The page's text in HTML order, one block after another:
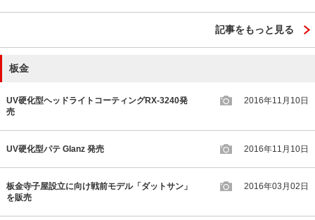
記事をもっと見る
板金
UV硬化型ヘッドライトコーティングRX-3240発
売
2016年11月10日
UV硬化型パテ Glanz 発売 2016年11月10日
板金寺子屋設立に向け戦前モデル「ダットサン」
を販売
2016年03月02日